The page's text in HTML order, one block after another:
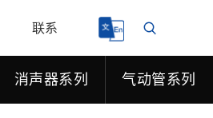
联系
消声器系列 气动管系列